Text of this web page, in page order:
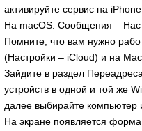
активируйте сервис на
На macOS: Сообщения –
Помните, что вам нужно
(Настройки – iCloud) и на
Зайдите в раздел
устройств в одной и той же
далее выбирайте компьютер
На экране появляется